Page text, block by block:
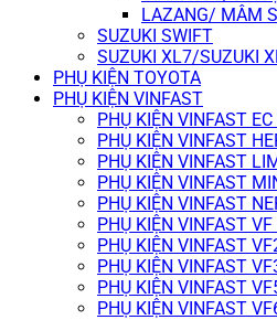
LAZANG/ MÂM
SUZUKI SWIFT
SUZUKI XL7/SUZUKI
PHỤ KIỆN TOYOTA
PHỤ KIỆN VINFAST
PHỤ KIỆN VINFAST EC
PHỤ KIỆN VINFAST
PHỤ KIỆN VINFAST
PHỤ KIỆN VINFAST
PHỤ KIỆN VINFAST
PHỤ KIỆN VINFAST
PHỤ KIỆN VINFAST
PHỤ KIỆN VINFAST
PHỤ KIỆN VINFAST
PHỤ KIỆN VINFAST